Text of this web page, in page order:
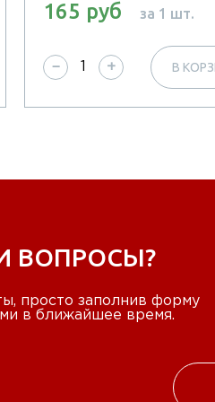
165 руб за 1 шт.
− + В
ВОПРОСЫ?
просто заполнив форму
в ближайшее время.